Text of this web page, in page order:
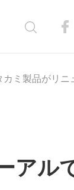
カミ製品がリ
アル